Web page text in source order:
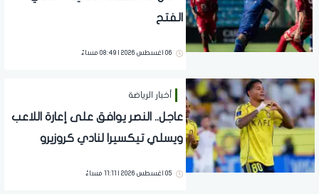
الفتح
06 اغسطس 2026 | 08:49 مساءً
أخبار الرياضة
عاجل.. النصر يوافق على إعارة اللاعب
ويسلي تيكسيرا لنادي كروزيرو
05 اغسطس 2026 | 11:11 مساءً